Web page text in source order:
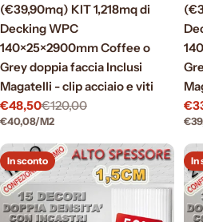
(€39,90mq) KIT 1,218mq di
Decking WPC
140×25×2900mm Coffee o
Grey doppia faccia Inclusi
Magatelli - clip acciaio e viti
Prezzo
di
vendita
€48,50
Prezzo
normale
€120,00
PREZZO
€40,08/PER
M2
di
In sconto In